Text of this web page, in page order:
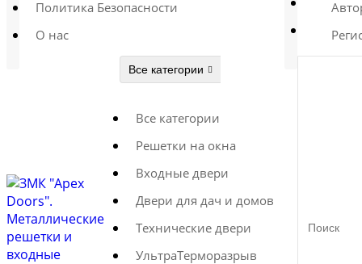
Политика Безопасности
О нас
Все категории
Все категории
Решетки на окна
Входные двери
Двери для дач и домов
Технические двери
УльтраТерморазрыв